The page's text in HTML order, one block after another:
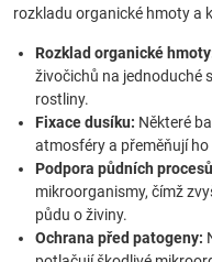
rozkladu organické hmoty a
Rozklad organické
živočichů na jednoduché
rostliny.
Fixace dusíku: Některé
atmosféry a přeměňují
Podpora půdních
mikroorganismy, čímž
půdu o živiny.
Ochrana před patogeny: